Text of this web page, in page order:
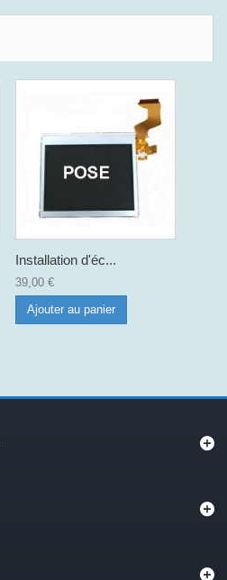
Installation d'éc...
39,00 €
Ajouter au panier